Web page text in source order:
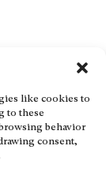
like cookies to
to these
behavior
consent,